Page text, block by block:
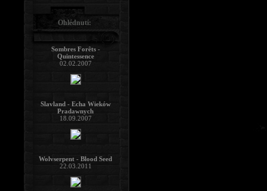
Ohlédnutí:
Sombres Forêts -
Quintessence
02.02.2007
Slavland - Echa Wieków
Pradawnych
18.09.2007
Wolvserpent - Blood Seed
22.03.2011